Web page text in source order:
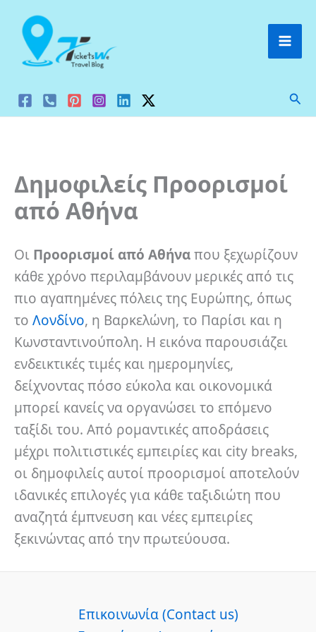
στο
περιεχόμενο
Δημοφιλείς Προορισμοί
από Αθήνα
Οι Προορισμοί από Αθήναπου ξεχωρίζουν
κάθε χρόνο περιλαμβάνουν μερικές από τις
πιο αγαπημένες πόλεις της Ευρώπης, όπως
το Λονδίνο, η Βαρκελώνη, το Παρίσι και η
Κωνσταντινούπολη. Η εικόνα παρουσιάζει
ενδεικτικές τιμές και ημερομηνίες,
δείχνοντας πόσο εύκολα και οικονομικά
μπορεί κανείς να οργανώσει το επόμενο
ταξίδι του. Από ρομαντικές αποδράσεις
μέχρι πολιτιστικές εμπειρίες και city breaks,
οι δημοφιλείς αυτοί προορισμοί αποτελούν
ιδανικές επιλογές για κάθε ταξιδιώτη που
αναζητά έμπνευση και νέες εμπειρίες
ξεκινώντας από την πρωτεύουσα.
Επικοινωνία (Contact us)